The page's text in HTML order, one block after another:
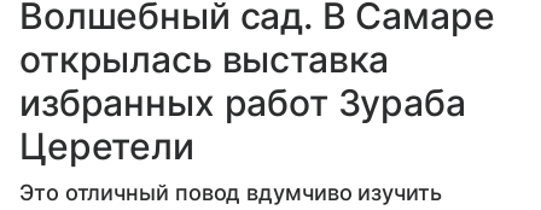
Волшебный сад. В Самаре
открылась выставка
избранных работ Зураба
Церетели
Это отличный повод вдумчиво изучить